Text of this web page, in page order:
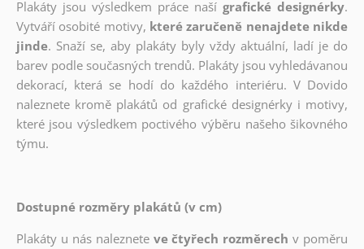
Plakáty jsou výsledkem práce naší grafické designérky.
Vytváří osobité motivy, které zaručeně nenajdete nikde
jinde. Snaží se, aby plakáty byly vždy aktuální, ladí je do
barev podle současných trendů. Plakáty jsou vyhledávanou
dekorací, která se hodí do každého interiéru. V Dovido
naleznete kromě plakátů od grafické designérky i motivy,
které jsou výsledkem poctivého výběru našeho šikovného
týmu.
Dostupné rozměry plakátů (v cm)
Plakáty u nás naleznete ve čtyřech rozměrech v poměru